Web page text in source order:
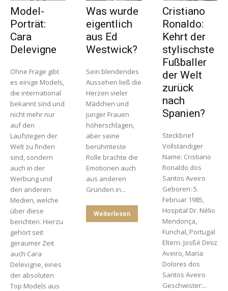
Model-
Porträt:
Cara
Delevigne
Ohne Frage gibt
es einige Models,
die international
bekannt sind und
nicht mehr nur
auf den
Laufstegen der
Welt zu finden
sind, sondern
auch in der
Werbung und
den anderen
Medien, welche
über diese
berichten. Hierzu
gehört seit
geraumer Zeit
auch Cara
Delevigne, eines
der absoluten
Top Models aus
Was wurde
eigentlich
aus Ed
Westwick?
Sein blendendes
Aussehen ließ die
Herzen vieler
Mädchen und
junger Frauen
höherschlagen,
aber seine
berühmteste
Rolle brachte die
Emotionen auch
aus anderen
Gründen in...
Weiterlesen
Cristiano
Ronaldo:
Kehrt der
stylischste
Fußballer
der Welt
zurück
nach
Spanien?
Steckbrief
Vollständiger
Name: Cristiano
Ronaldo dos
Santos Aveiro
Geboren: 5.
Februar 1985,
Hospital Dr. Nélio
Mendonça,
Funchal, Portugal
Eltern: Josßé Diniz
Aveiro, Maria
Dolores dos
Santos Aveiro
Geschwister:...